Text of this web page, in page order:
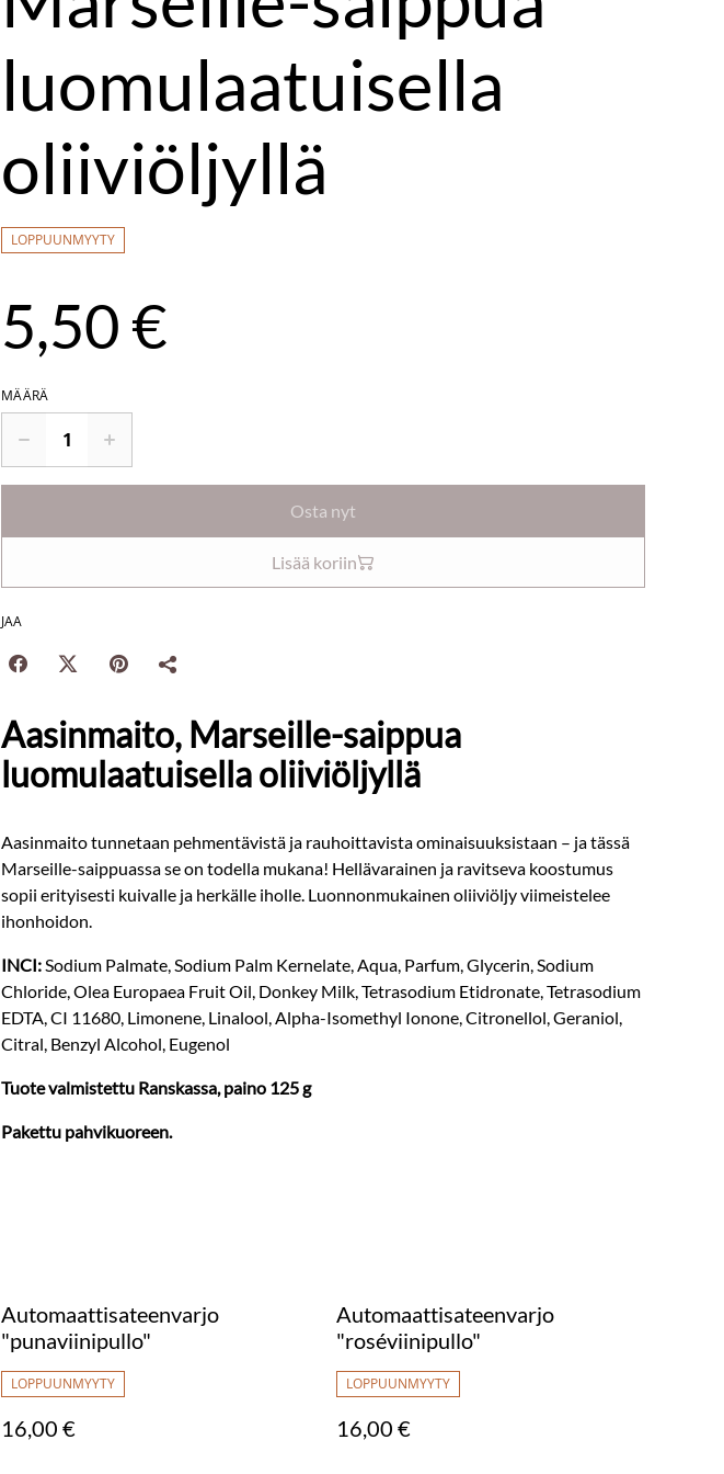
luomulaatuisella
oliiviöljyllä
LOPPUUNMYYTY
5,50 €
MÄÄRÄ
Osta nyt
Lisää koriin
JAA
Aasinmaito, Marseille-saippua
luomulaatuisella oliiviöljyllä
Aasinmaito tunnetaan pehmentävistä ja rauhoittavista ominaisuuksistaan – ja tässä
Marseille-saippuassa se on todella mukana! Hellävarainen ja ravitseva koostumus
sopii erityisesti kuivalle ja herkälle iholle. Luonnonmukainen oliiviöljy viimeistelee
ihonhoidon.
INCI:Sodium Palmate, Sodium Palm Kernelate, Aqua, Parfum, Glycerin, Sodium
Chloride, Olea Europaea Fruit Oil, Donkey Milk, Tetrasodium Etidronate, Tetrasodium
EDTA, CI 11680, Limonene, Linalool, Alpha-Isomethyl Ionone, Citronellol, Geraniol,
Citral, Benzyl Alcohol, Eugenol
Tuote valmistettu Ranskassa, paino 125 g
Pakettu pahvikuoreen.
Automaattisateenvarjo
"punaviinipullo"
LOPPUUNMYYTY
16,00 €
Automaattisateenvarjo
"roséviinipullo"
LOPPUUNMYYTY
16,00 €